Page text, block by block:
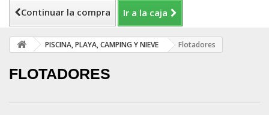
Continuar la compra Ir a la caja
PISCINA, PLAYA, CAMPING Y NIEVE Flotadores
FLOTADORES